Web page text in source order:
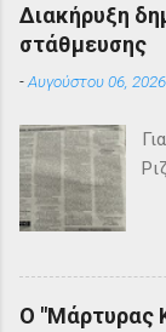
Διακήρυξη
στάθμευσης
-Αυγούστου 06, 2026
Ο "Μάρτυρας